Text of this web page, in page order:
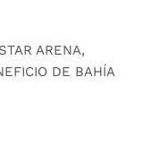
ARENA,
DE BAHÍA